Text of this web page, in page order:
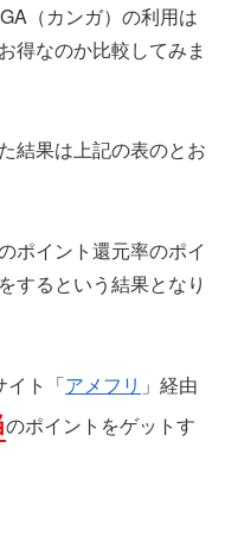
（カンガ）の利用は
得なのか比較してみま
結果は上記の表のとお
ポイント還元率のポイ
するという結果となり
イト「アメフリ 」経由
のポイントをゲットす